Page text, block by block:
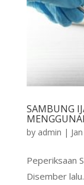
SAMBUNG
by admin |
Peperiksaan
Disember